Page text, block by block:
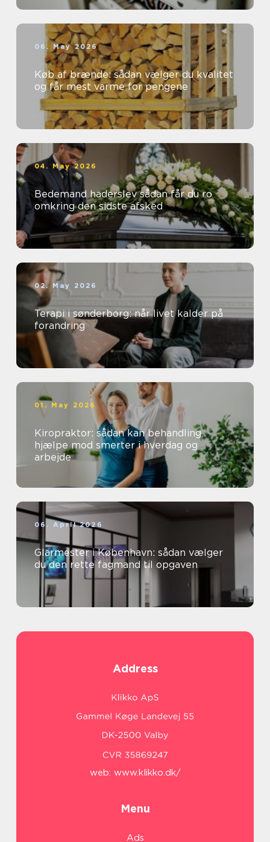
06. May 2026
Køb af brænde: sådan vælger du kvalitet
og får mest varme for pengene
04. May 2026
Bedemand haderslev sådan får du ro
omkring den sidste afsked
02. May 2026
Terapi i sønderborg: når livet kalder på
forandring
01. May 2026
Kiropraktor: sådan kan behandling
hjælpe mod smerter i hverdag og
arbejde
06. April 2026
Glarmester i København: sådan vælger
du den rette fagmand til opgaven
Address
web: www.klikko.dk/
Menu
Ads